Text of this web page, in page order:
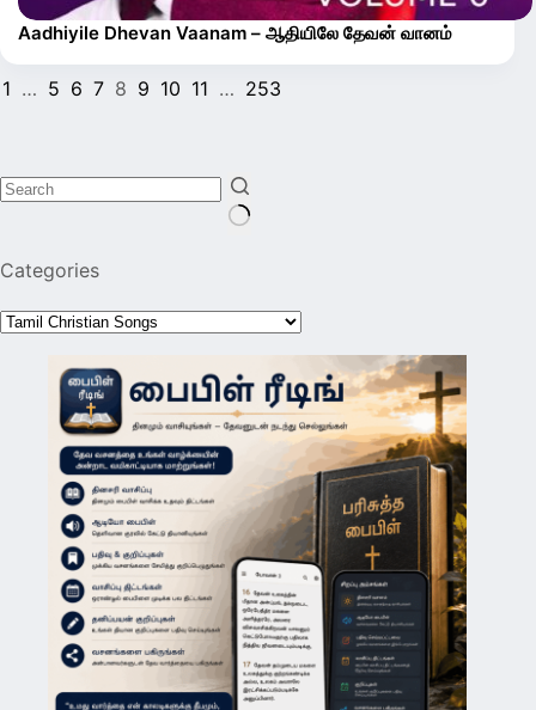
Aadhiyile Dhevan Vaanam – ஆதியிலே தேவன் வானம்
1 … 5 6 7 8 9 10 11 … 253
results
Categories
Categories